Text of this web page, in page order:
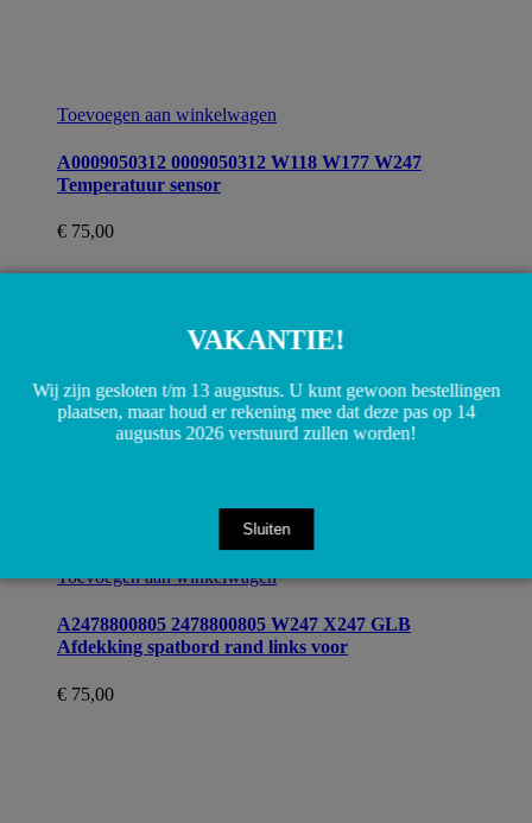
Toevoegen aan winkelwagen
A0009050312 0009050312 W118 W177 W247
Temperatuur sensor
€ 75,00
Toevoegen aan winkelwagen
A2478800805 2478800805 W247 X247 GLB
Afdekking spatbord rand links voor
€ 75,00
VAKANTIE!
Wij zijn gesloten t/m 13 augustus. U kunt gewoon bestellingen
plaatsen, maar houd er rekening mee dat deze pas op 14
augustus 2026 verstuurd zullen worden!
Sluiten